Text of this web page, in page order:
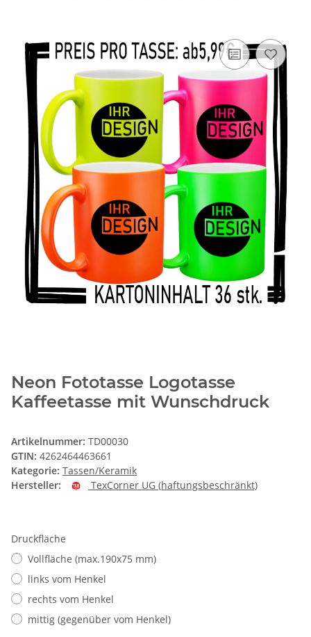
Neon Fototasse Logotasse
Kaffeetasse mit Wunschdruck
Artikelnummer: TD00030
GTIN: 4262464463661
Kategorie: Tassen/Keramik
Hersteller:
TexCorner UG (haftungsbeschränkt)
Druckfläche
Vollfläche (max.190x75 mm)
links vom Henkel
rechts vom Henkel
mittig (gegenüber vom Henkel)